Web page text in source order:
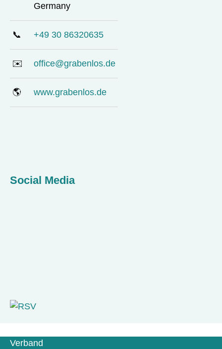
Germany
📞 +49 30 86320635
✉️ office@grabenlos.de
🌎 www.grabenlos.de
Social Media
Verband